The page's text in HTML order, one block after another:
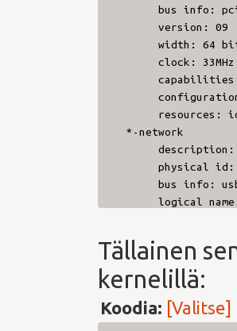
bus info:
version: 09
width: 64
clock: 33MHz
capabilities: pm
configuration:
resources:
*-network
description:
physical id:
bus info:
logical name:
capabilities:
configuration:
Tällainen
kernelillä:
Koodia: [Valitse]